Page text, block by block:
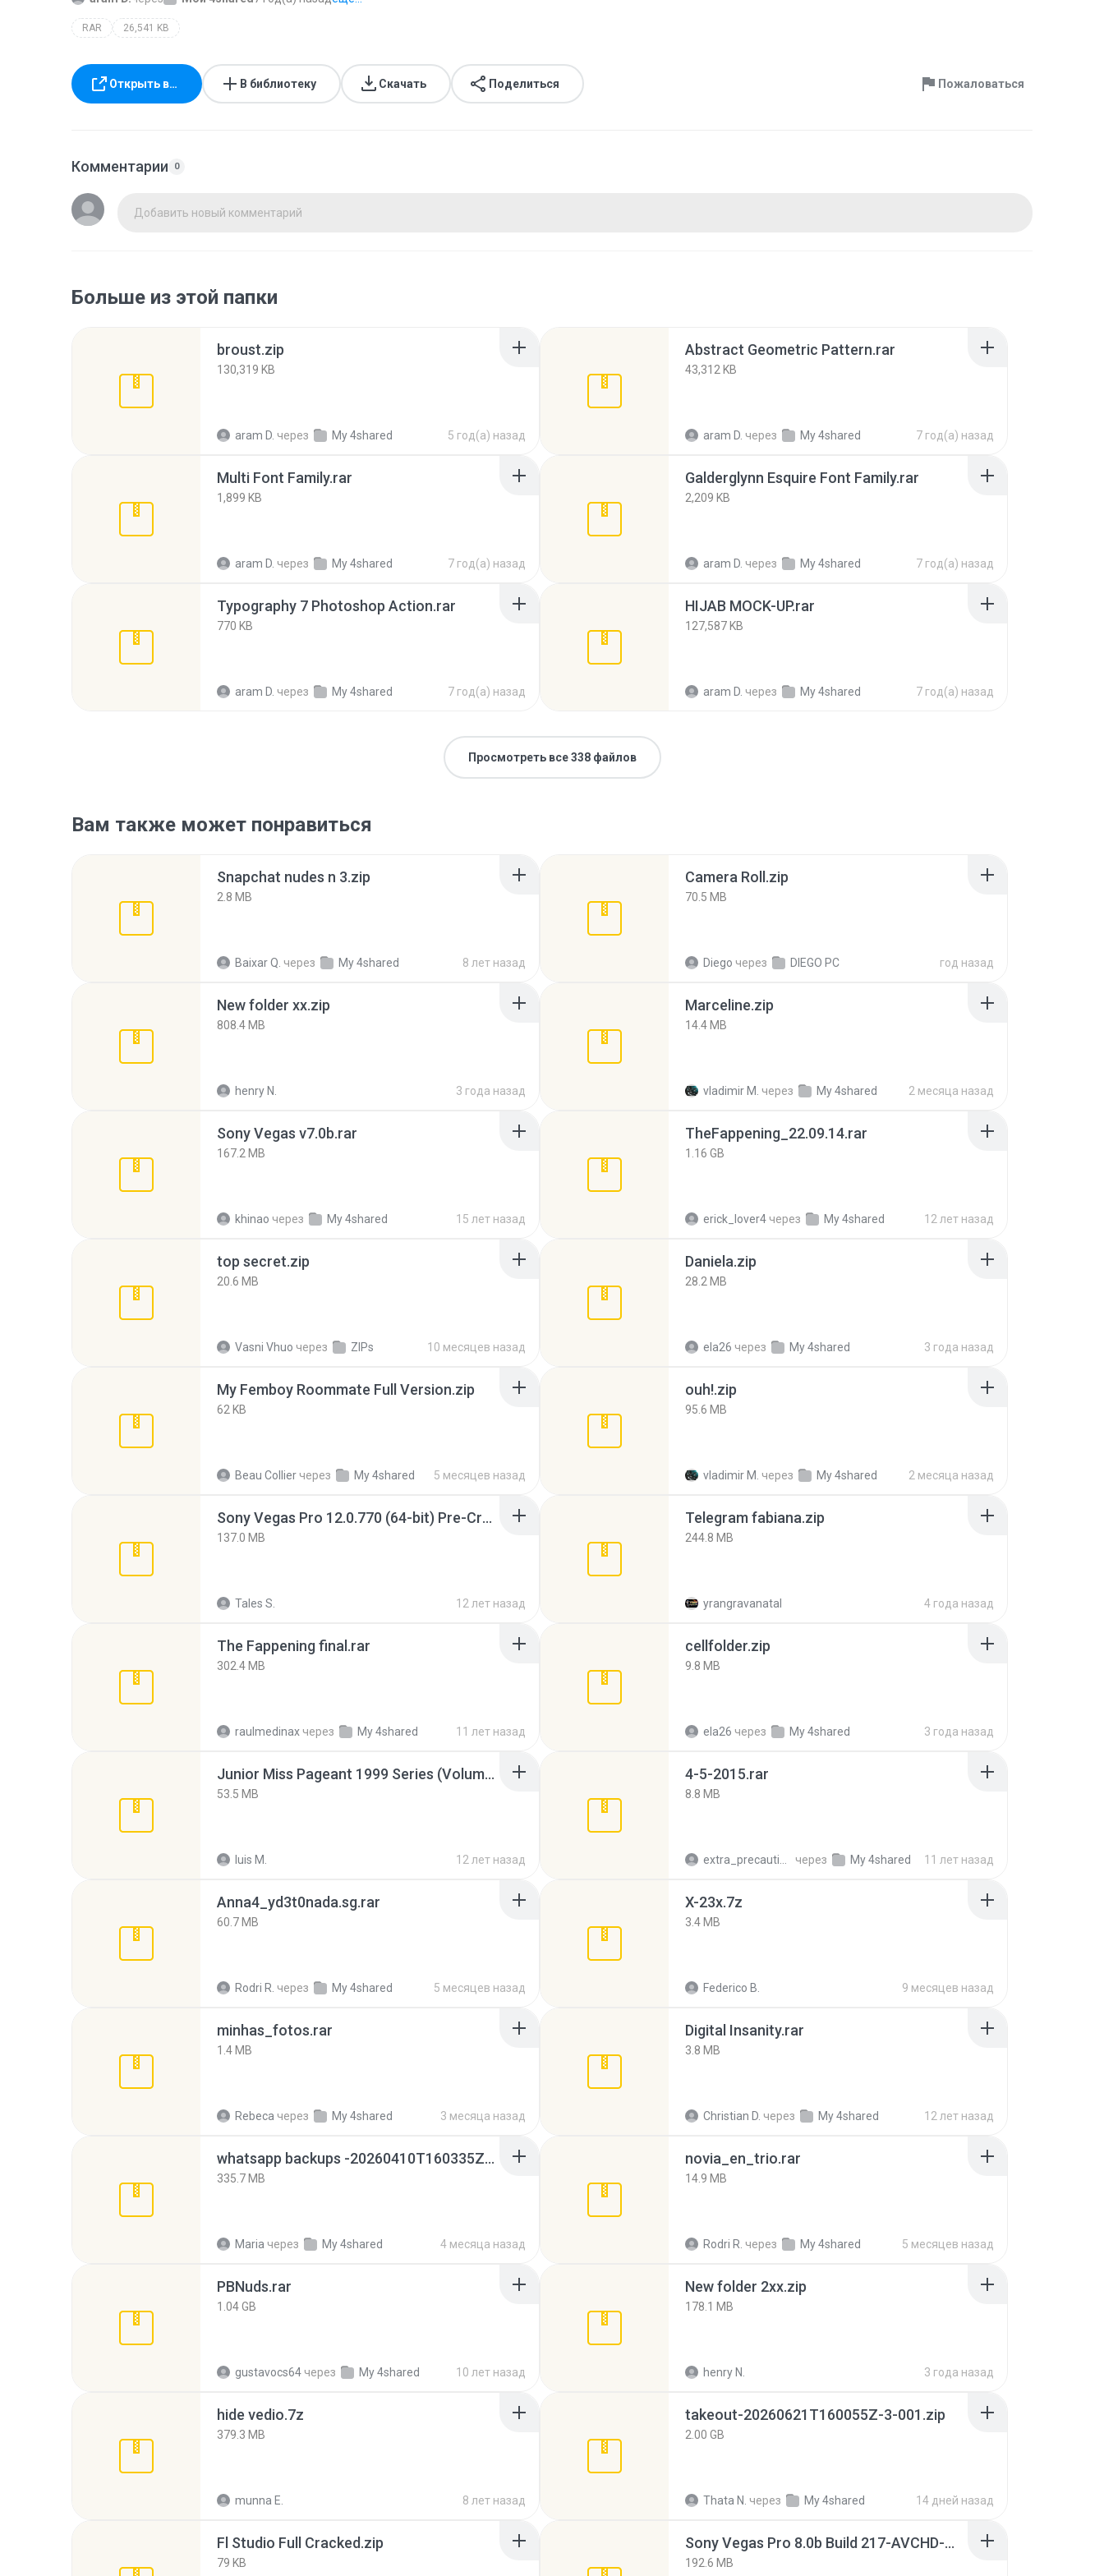
RAR 26,541 KB
Открыть в… В библиотеку Скачать Поделиться Пожаловаться
Комментарии 0
Добавить новый комментарий
Больше из этой папки
broust.zip
130,319 KB
aram D. через My 4shared 5 год(а) назад
Abstract Geometric Pattern.rar
43,312 KB
aram D. через My 4shared 7 год(а) назад
Multi Font Family.rar
1,899 KB
aram D. через My 4shared 7 год(а) назад
Galderglynn Esquire Font Family.rar
2,209 KB
aram D. через My 4shared 7 год(а) назад
Typography 7 Photoshop Action.rar
770 KB
aram D. через My 4shared 7 год(а) назад
HIJAB MOCK-UP.rar
127,587 KB
aram D. через My 4shared 7 год(а) назад
Просмотреть все 338 файлов
Вам также может понравиться
Snapchat nudes n 3.zip
2.8 MB
Baixar Q. через My 4shared 8 лет назад
Camera Roll.zip
70.5 MB
Diego через DIEGO PC год назад
New folder xx.zip
808.4 MB
henry N. 3 года назад
Marceline.zip
14.4 MB
vladimir M. через My 4shared 2 месяца назад
Sony Vegas v7.0b.rar
167.2 MB
khinao через My 4shared 15 лет назад
TheFappening_22.09.14.rar
1.16 GB
erick_lover4 через My 4shared 12 лет назад
top secret.zip
20.6 MB
Vasni Vhuo через ZIPs 10 месяцев назад
Daniela.zip
28.2 MB
ela26 через My 4shared 3 года назад
My Femboy Roommate Full Version.zip
62 KB
Beau Collier через My 4shared 5 месяцев назад
ouh!.zip
95.6 MB
vladimir M. через My 4shared 2 месяца назад
Sony Vegas Pro 12.0.770 (64-bit) Pre-Cracked.zip
137.0 MB
Tales S. 12 лет назад
Telegram fabiana.zip
244.8 MB
yrangravanatal 4 года назад
The Fappening final.rar
302.4 MB
raulmedinax через My 4shared 11 лет назад
cellfolder.zip
9.8 MB
ela26 через My 4shared 3 года назад
Junior Miss Pageant 1999 Series (Volume I Part I NC 6).7z
53.5 MB
luis M. 12 лет назад
4-5-2015.rar
8.8 MB
через My 4shared 11 лет назад
Anna4_yd3t0nada.sg.rar
60.7 MB
Rodri R. через My 4shared 5 месяцев назад
X-23x.7z
3.4 MB
Federico B. 9 месяцев назад
minhas_fotos.rar
1.4 MB
Rebeca через My 4shared 3 месяца назад
Digital Insanity.rar
3.8 MB
Christian D. через My 4shared 12 лет назад
whatsapp backups -20260410T160335Z-3-001.zip
335.7 MB
Maria через My 4shared 4 месяца назад
novia_en_trio.rar
14.9 MB
Rodri R. через My 4shared 5 месяцев назад
PBNuds.rar
1.04 GB
gustavocs64 через My 4shared 10 лет назад
New folder 2xx.zip
178.1 MB
henry N. 3 года назад
hide vedio.7z
379.3 MB
munna E. 8 лет назад
takeout-20260621T160055Z-3-001.zip
2.00 GB
Thata N. через My 4shared 14 дней назад
Fl Studio Full Cracked.zip
79 KB
Sony Vegas Pro 8.0b Build 217-AVCHD-MPG-AC3 FIXED.7z
192.6 MB